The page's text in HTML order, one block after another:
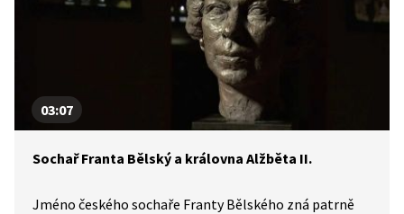
na Pražském hradě s prezidentem Václavem Havlem.
Oba státní představitelé si vyměnili dary i vysoká
03:07
Sochař Franta Bělský a královna Alžběta II.
Jméno českého sochaře Franty Bělského zná patrně